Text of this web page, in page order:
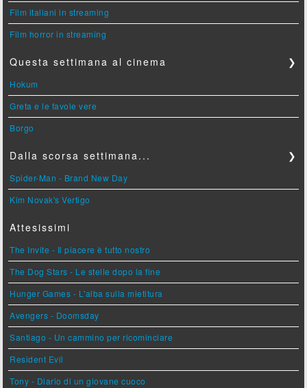
Film italiani in streaming
Film horror in streaming
Questa settimana al cinema ❯
Hokum
Greta e le favole vere
Borgo
Dalla scorsa settimana... ❯
Spider-Man - Brand New Day
Kim Novak's Vertigo
Attesissimi
The Invite - Il piacere è tutto nostro
The Dog Stars - Le stelle dopo la fine
Hunger Games - L'alba sulla mietitura
Avengers - Doomsday
Santiago - Un cammino per ricominciare
Resident Evil
Tony - Diario di un giovane cuoco